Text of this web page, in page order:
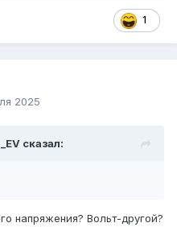
1
2025
сказал:
напряжения? Вольт-другой?